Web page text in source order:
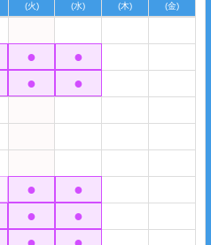
(火)
(水)
(木)
(金)
●
●
●
●
●
●
●
●